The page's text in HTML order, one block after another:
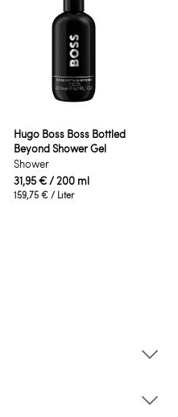
Hugo Boss Boss Bottled
Beyond Shower Gel
Shower
31,95 €/ 200 ml
159,75 € / Liter